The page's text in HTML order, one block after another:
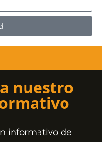
nuestro
informativo de